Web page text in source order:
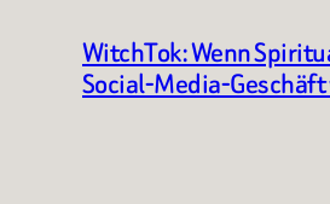
WitchTok: Wenn
Social-Media-